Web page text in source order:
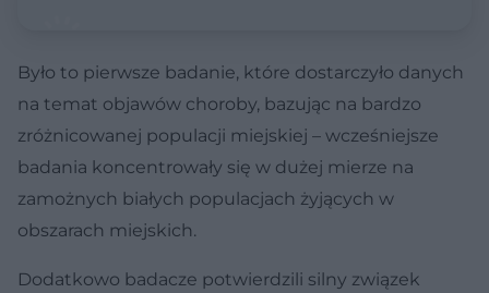
Było to pierwsze badanie, które dostarczyło danych
na temat objawów choroby, bazując na bardzo
zróżnicowanej populacji miejskiej – wcześniejsze
badania koncentrowały się w dużej mierze na
zamożnych białych populacjach żyjących w
obszarach miejskich.
Dodatkowo badacze potwierdzili silny związek